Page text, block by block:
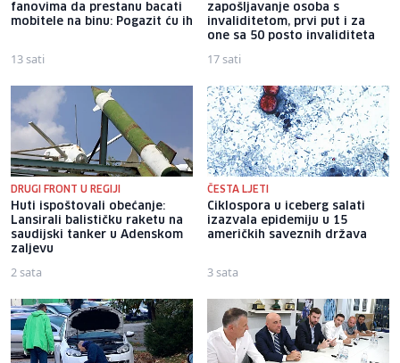
fanovima da prestanu bacati
mobitele na binu: Pogazit ću ih
13 sati
zapošljavanje osoba s
invaliditetom, prvi put i za
one sa 50 posto invaliditeta
17 sati
DRUGI FRONT U REGIJI
Huti ispoštovali obećanje:
Lansirali balističku raketu na
saudijski tanker u Adenskom
zaljevu
2 sata
ČESTA LJETI
Ciklospora u iceberg salati
izazvala epidemiju u 15
američkih saveznih država
3 sata